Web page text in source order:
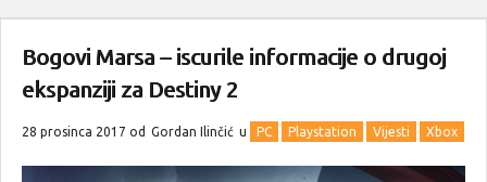
Bogovi Marsa – iscurile informacije o drugoj
ekspanziji za Destiny 2
28 prosinca 2017 od Gordan Ilinčić u PC Playstation Vijesti Xbox